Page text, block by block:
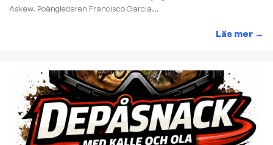
Askew. Poängledaren Francisco Garcia...
Läs mer →